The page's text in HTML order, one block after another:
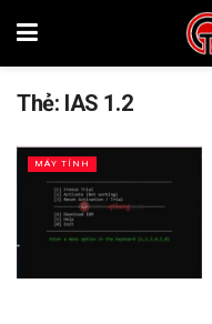
Thẻ: IAS 1.2
MÁY TÍNH